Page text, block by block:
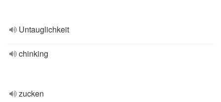
Untauglichkeit
chinking
zucken